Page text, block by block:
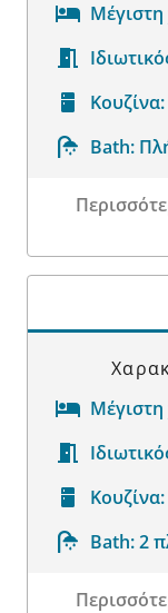
Μέγιστη
Κουζίνα:
Bath:
Λεπτομέρειες
Μέγιστη
Κουζίνα:
Bath:2